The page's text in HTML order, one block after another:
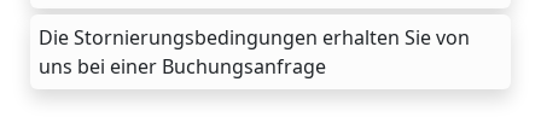
Die Stornierungsbedingungen erhalten Sie von
uns bei einer Buchungsanfrage